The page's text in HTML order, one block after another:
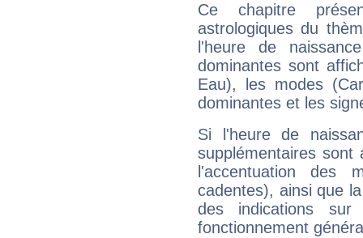
Ce chapitre
astrologiques du
l'heure de
dominantes sont
Eau), les modes
dominantes et les
Si l'heure de
supplémentaires sont
l'accentuation des
cadentes), ainsi que
des indications sur
fonctionnement